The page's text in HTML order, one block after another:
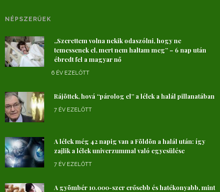
NÉPSZERŰEK
„Szerettem volna nekik odaszólni, hogy ne
temessenek el, mert nem haltam meg” – 6 nap után
ébredt fel a magyar nő
6 ÉV EZELŐTT
Rájöttek, hová “párolog el” a lélek a halál pillanatában
7 ÉV EZELŐTT
A lélek még 42 napig van a Földön a halál után: így
zajlik a lélek univerzummal való egyesülése
7 ÉV EZELŐTT
A gyömbér 10.000-szer erősebb és hatékonyabb, mint